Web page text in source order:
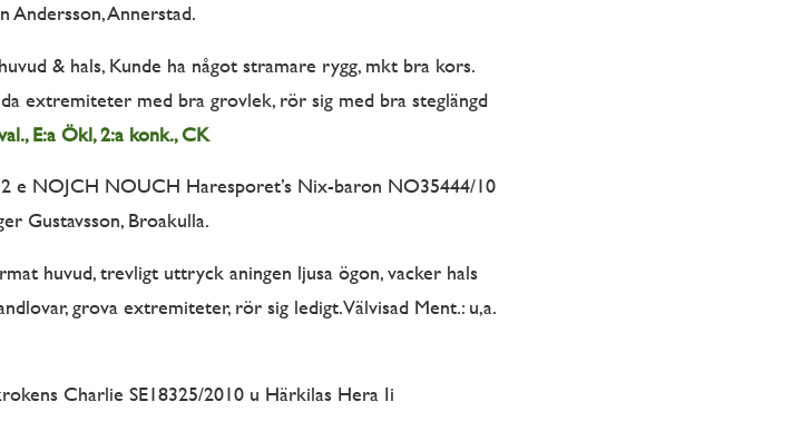
Andersson, Annerstad.
& hals, Kunde ha något stramare rygg, mkt bra kors.
extremiteter med bra grovlek, rör sig med bra steglängd
E:a Ökl, 2:a konk., CK
e NOJCH NOUCH Haresporet’s Nix-baron NO35444/10
Gustavsson, Broakulla.
huvud, trevligt uttryck aningen ljusa ögon, vacker hals
grova extremiteter, rör sig ledigt. Välvisad Ment.: u,a.
Charlie SE18325/2010 u Härkilas Hera Ii